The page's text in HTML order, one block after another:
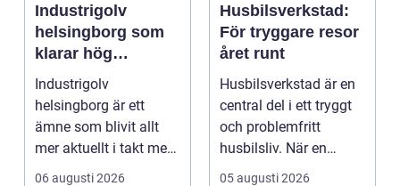
Industrigolv
helsingborg som
klarar hög
belastning och
tuffa krav
Industrigolv
helsingborg är ett
ämne som blivit allt
mer aktuellt i takt med
att fler verksamheter
06 augusti 2026
Husbilsverkstad:
För tryggare resor
året runt
Husbilsverkstad är en
central del i ett tryggt
och problemfritt
husbilsliv. När en
05 augusti 2026